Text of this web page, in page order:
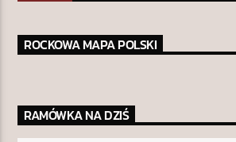
ROCKOWA MAPA POLSKI
RAMÓWKA NA DZIŚ